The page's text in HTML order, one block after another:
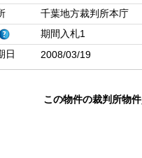
千葉地方裁判所本庁
期間入札1
日
2008/03/19
この物件の裁判所物